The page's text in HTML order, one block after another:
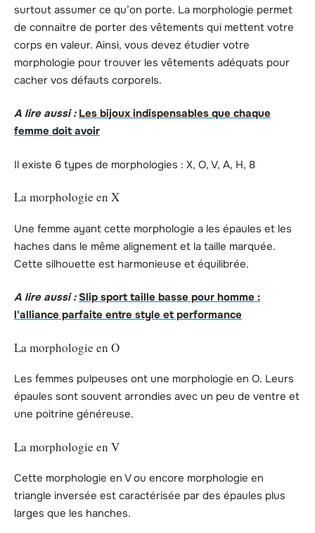
surtout assumer ce qu’on porte. La morphologie permet
de connaitre de porter des vêtements qui mettent votre
corps en valeur. Ainsi, vous devez étudier votre
morphologie pour trouver les vêtements adéquats pour
cacher vos défauts corporels.
A lire aussi : Les bijoux indispensables que chaque
femme doit avoir
Il existe 6 types de morphologies : X, O, V, A, H, 8
La morphologie en X
Une femme ayant cette morphologie a les épaules et les
haches dans le même alignement et la taille marquée.
Cette silhouette est harmonieuse et équilibrée.
A lire aussi : Slip sport taille basse pour homme :
l'alliance parfaite entre style et performance
La morphologie en O
Les femmes pulpeuses ont une morphologie en O. Leurs
épaules sont souvent arrondies avec un peu de ventre et
une poitrine généreuse.
La morphologie en V
Cette morphologie en V ou encore morphologie en
triangle inversée est caractérisée par des épaules plus
larges que les hanches.